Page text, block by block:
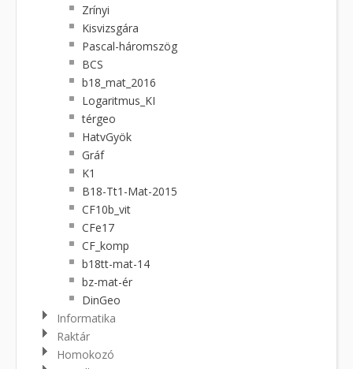
Zrínyi
Kisvizsgára
Pascal-háromszög
BCS
b18_mat_2016
Logaritmus_KI
térgeo
HatvGyök
Gráf
K1
B18-Tt1-Mat-2015
CF10b_vit
CFe17
CF_komp
b18tt-mat-14
bz-mat-ér
DinGeo
Informatika
Raktár
Homokozó